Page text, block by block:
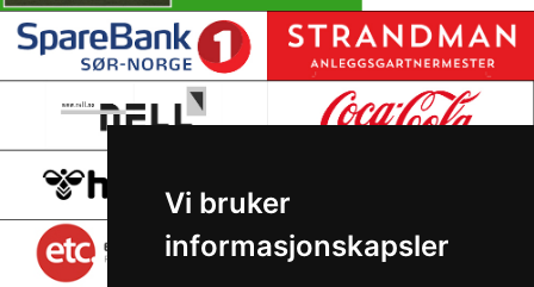
Vi bruker
informasjonskapsler